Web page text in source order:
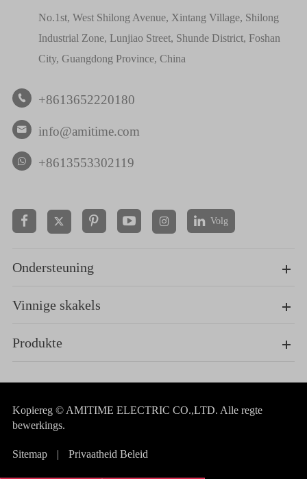
No.1st, West Shilong Avenue, Xintang Village, Shilong
Industrial Zone, Lunjiao Street, Shunde District, Foshan
City, Guangdong Province, China
 +8613652220180
 info@amitime.com
+8613553302119
  Volg
Ondersteuning
Vinnige skakels
Produkte
Kopiereg © AMITIME ELECTRIC CO.,LTD. Alle regte
bewerkings.
Sitemap | Privaatheid Beleid